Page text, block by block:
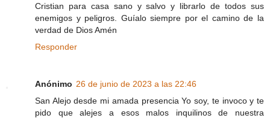
Cristian para casa sano y salvo y librarlo de todos sus
enemigos y peligros. Guíalo siempre por el camino de la
verdad de Dios Amén
Responder
Anónimo 26 de junio de 2023 a las 22:46
San Alejo desde mi amada presencia Yo soy, te invoco y te
pido que alejes a esos malos inquilinos de nuestra